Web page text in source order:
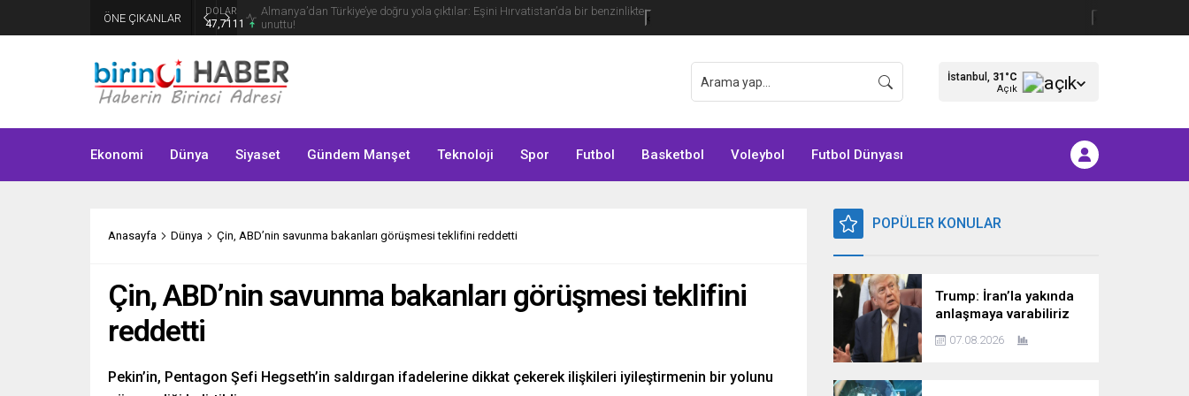
ÖNE ÇIKANLAR
Almanya’dan Türkiye’ye doğru yola çıktılar: Eşini Hırvatistan’da bir benzinlikte
unuttu!
DOLAR
47,7111
55,1881
GRAM ALTIN
6.660,55
13.779,39
STERLİN
İstanbul, 31 °C
Açık
Ekonomi Dünya Siyaset Gündem Manşet Teknoloji Spor Futbol Basketbol Voleybol Futbol Dünyası
Anasayfa Dünya Çin, ABD’nin savunma bakanları görüşmesi teklifini reddetti
Çin, ABD’nin savunma bakanları görüşmesi teklifini
reddetti
Pekin’in, Pentagon Şefi Hegseth’in saldırgan ifadelerine dikkat çekerek ilişkileri iyileştirmenin bir yolunu
POPÜLER KONULAR
Trump: İran’la yakında
anlaşmaya varabiliriz
07.08.2026